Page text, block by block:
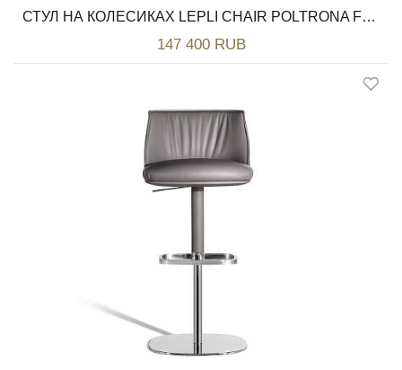
СТУЛ НА КОЛЕСИКАХ LEPLI CHAIR POLTRONA FRAU
147 400 RUB